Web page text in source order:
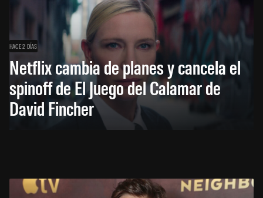
HACE 2 DÍAS
Netflix cambia de planes y cancela el
spinoff de El Juego del Calamar de
David Fincher